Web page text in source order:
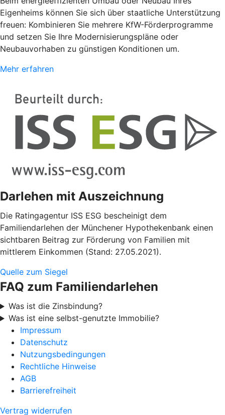
Eigenheims können Sie sich über staatliche Unterstützung
freuen: Kombinieren Sie mehrere KfW-Förderprogramme
und setzen Sie Ihre Modernisierungspläne oder
Neubauvorhaben zu günstigen Konditionen um.
Mehr erfahren
Darlehen mit Auszeichnung
Die Ratingagentur ISS ESG bescheinigt dem
Familiendarlehen der Münchener Hypothekenbank einen
sichtbaren Beitrag zur Förderung von Familien mit
mittlerem Einkommen (Stand: 27.05.2021).
Quelle zum Siegel
FAQ zum Familiendarlehen
Was ist die Zinsbindung?
Was ist eine selbst-genutzte Immobilie?
Impressum
Datenschutz
Nutzungsbedingungen
Rechtliche Hinweise
AGB
Barrierefreiheit
Vertrag widerrufen